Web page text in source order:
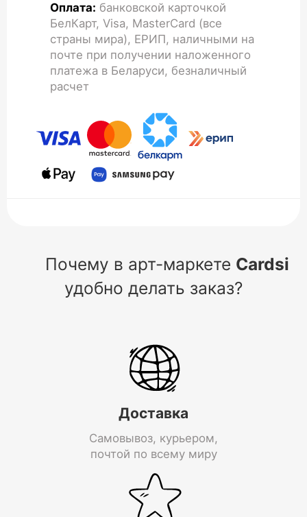
Оплата: банковской карточкой
БелКарт, Visa, MasterCard (все
страны мира), ЕРИП, наличными на
почте при получении наложенного
платежа в Беларуси, безналичный
расчет
Почему в арт-маркете Cardsi
удобно делать заказ?
Доставка
Самовывоз, курьером,
почтой по всему миру